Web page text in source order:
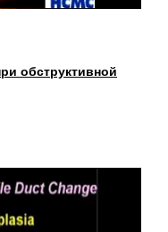
обструктивной